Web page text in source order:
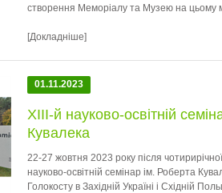
створення Меморіалу та Музею на цьому
[Докладніше]
01.11.2023
XІІІ-й науково-освітній
Кувалека
22-27 жовтня 2023 року після
науково-освітній семінар ім. Роберта
Голокосту в Західній Україні і Східній